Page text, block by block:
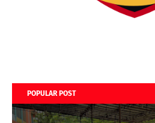
POPULAR POST